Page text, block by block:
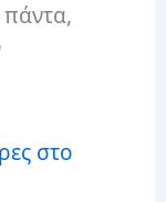
στο